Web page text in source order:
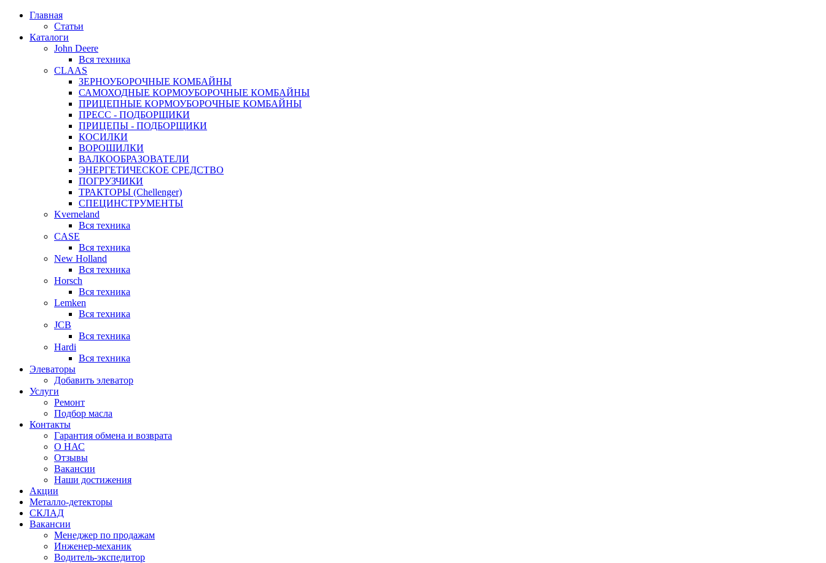
Главная
Статьи
Каталоги
John Deere
Вся техника
CLAAS
ЗЕРНОУБОРОЧНЫЕ КОМБАЙНЫ
САМОХОДНЫЕ КОРМОУБОРОЧНЫЕ КОМБАЙНЫ
ПРИЦЕПНЫЕ КОРМОУБОРОЧНЫЕ КОМБАЙНЫ
ПРЕСС - ПОДБОРЩИКИ
ПРИЦЕПЫ - ПОДБОРЩИКИ
КОСИЛКИ
ВОРОШИЛКИ
ВАЛКООБРАЗОВАТЕЛИ
ЭНЕРГЕТИЧЕСКОЕ СРЕДСТВО
ПОГРУЗЧИКИ
ТРАКТОРЫ (Chellenger)
СПЕЦИНСТРУМЕНТЫ
Kverneland
Вся техника
CASE
Вся техника
New Holland
Вся техника
Horsch
Вся техника
Lemken
Вся техника
JCB
Вся техника
Hardi
Вся техника
Элеваторы
Добавить элеватор
Услуги
Ремонт
Подбор масла
Контакты
Гарантия обмена и возврата
О НАС
Отзывы
Вакансии
Наши достижения
Акции
Металло-детекторы
СКЛАД
Вакансии
Менеджер по продажам
Инженер-механик
Водитель-экспедитор